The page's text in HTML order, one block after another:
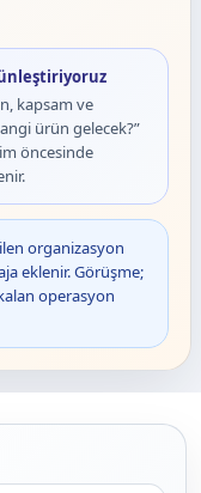
kapsam ve
ürün gelecek?”
öncesinde
organizasyon
eklenir. Görüşme;
operasyon